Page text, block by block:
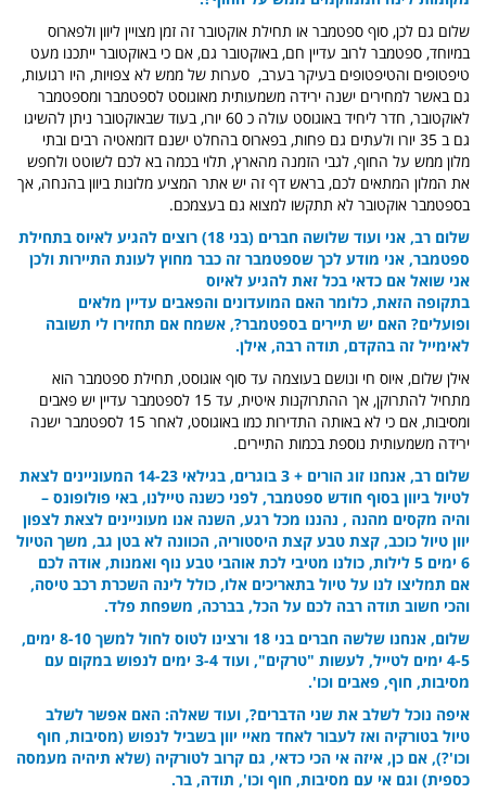
שלום גם לכן, סוף ספטמבר או תחילת אוקטובר זה זמן מצויין ליוון ולפארוס
במיוחד, ספטמבר לרוב עדיין חם, באוקטובר גם, אם כי באוקטובר ייתכנו מעט
טיפטופים והטיפטופים בעיקר בערב, סערות של ממש לא צפויות, היו רגועות,
גם באשר למחירים ישנה ירידה משמעותית מאוגוסט לספטמבר ומספטמבר
לאוקטובר, חדר ליחיד באוגוסט עולה כ 60 יורו, בעוד שבאוקטובר ניתן להשיגו
גם ב 35 יורו ולעתים גם פחות, בפארוס בהחלט ישנם דומאטיה רבים ובתי
מלון ממש על החוף, לגבי הזמנה מהארץ, תלוי בכמה בא לכם לשוטט ולחפש
את המלון המתאים לכם, בראש דף זה יש אתר המציע מלונות ביוון בהנחה, אך
בספטמבר אוקטובר לא תתקשו למצוא גם בעצמכם.
שלום רב, אני ועוד שלושה חברים (בני 18) רוצים להגיע לאיוס בתחילת
ספטמבר, אני מודע לכך שספטמבר זה כבר מחוץ לעונת התיירות ולכן
אני שואל אם כדאי בכל זאת להגיע לאיוס
בתקופה הזאת, כלומר האם המועדונים והפאבים עדיין מלאים
ופועלים? האם יש תיירים בספטמבר?, אשמח אם תחזירו לי תשובה
לאימייל זה בהקדם, תודה רבה, אילן.
אילן שלום, איוס חי ונושם בעוצמה עד סוף אוגוסט, תחילת ספטמבר הוא
מתחיל להתרוקן, אך ההתרוקנות איטית, עד 15 לספטמבר עדיין יש פאבים
ומסיבות, אם כי לא באותה התדירות כמו באוגוסט, לאחר 15 לספטמבר ישנה
ירידה משמעותית נוספת בכמות התיירים.
שלום רב,
אנחנו זוג הורים + 3 בוגרים, בגילאי 14-23 המעוניינים לצאת
לטיול ביוון בסוף חודש ספטמבר, לפני כשנה טיילנו, באי פולופונס –
והיה מקסים מהנה , נהננו מכל רגע, השנה אנו מעוניינים לצאת לצפון
יוון טיול כוכב, קצת טבע קצת היסטוריה, הכוונה לא בטן גב, משך הטיול
6 ימים 5 לילות, כולנו מטיבי לכת אוהבי טבע נוף ואמנות,
אודה לכם
אם תמליצו לנו על טיול בתאריכים אלו, כולל לינה השכרת רכב טיסה,
והכי חשוב תודה רבה לכם על הכל, בברכה, משפחת פלד.
שלום, אנחנו שלשה חברים בני 18 ורצינו לטוס לחול למשך 8-10 ימים,
4-5 ימים לטייל, לעשות "טרקים", ועוד 3-4 ימים לנפוש במקום עם
מסיבות, חוף, פאבים וכו'.
איפה נוכל לשלב את שני הדברים?, ועוד שאלה: האם אפשר לשלב
טיול בטורקיה ואז לעבור לאחד מאיי יוון בשביל לנפוש (מסיבות, חוף
וכו'?), אם כן, איזה אי הכי כדאי, גם קרוב לטורקיה (שלא תיהיה מעמסה
כספית) וגם אי עם מסיבות, חוף וכו', תודה, בר.